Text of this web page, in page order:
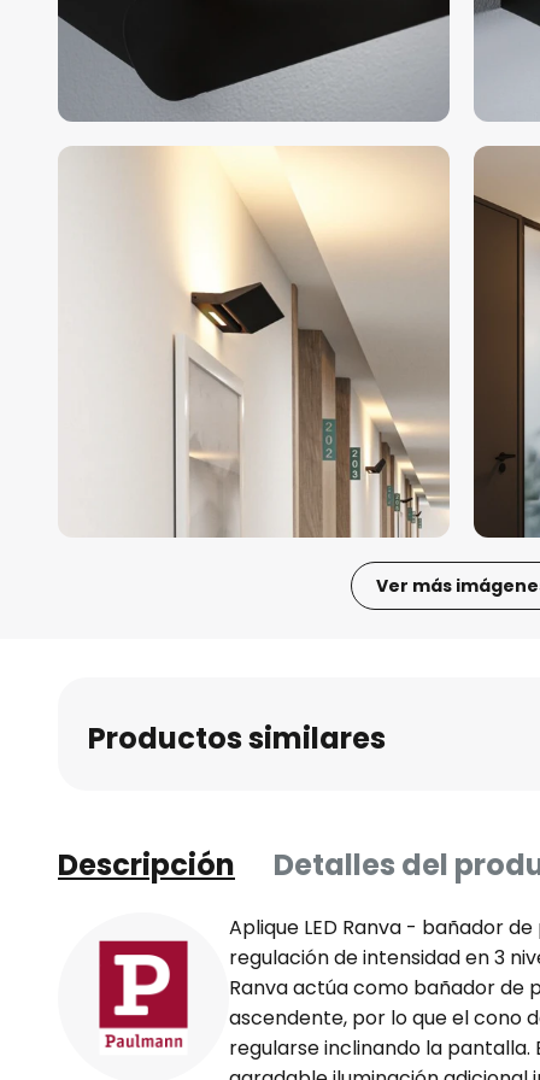
Ver más
Productos similares
Descripción Detalles del
Aplique LED Ranva - bañador
regulación de intensidad en 3
Ranva actúa como bañador de
ascendente, por lo que el cono
regularse inclinando la pantalla.